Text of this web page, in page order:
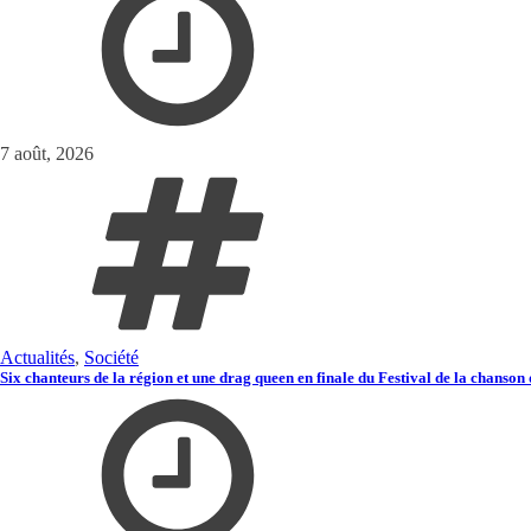
7 août, 2026
Actualités, Société
Six chanteurs de la région et une drag queen en finale du Festival de la